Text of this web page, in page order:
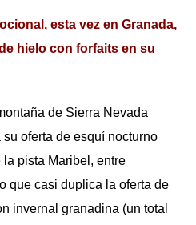
esta vez en Granada,
hielo con forfaits en su
de Sierra Nevada
oferta de esquí nocturno
pista Maribel, entre
que casi duplica la oferta de
invernal granadina (un total